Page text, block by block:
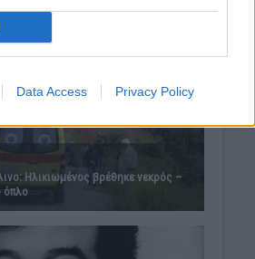
Data Access Privacy Policy